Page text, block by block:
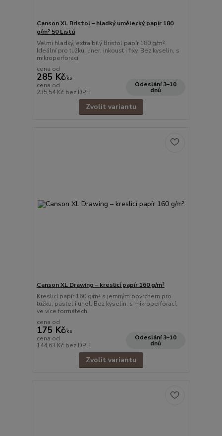
Canson XL Bristol – hladký umělecký papír 180
g/m² 50 Listů
Velmi hladký, extra bílý Bristol papír 180 g/m².
Ideální pro tužku, liner, inkoust i fixy. Bez kyselin, s
mikroperforací.
cena od
285 Kč/ks
cena od
235,54 Kč bez DPH
Odeslání 3–10
dnů
Zvolit variantu
Canson XL Drawing – kreslicí papír 160 g/m²
Kreslicí papír 160 g/m² s jemným povrchem pro
tužku, pastel i uhel. Bez kyselin, s mikroperforací,
ve více formátech.
cena od
175 Kč/ks
cena od
144,63 Kč bez DPH
Odeslání 3–10
dnů
Zvolit variantu